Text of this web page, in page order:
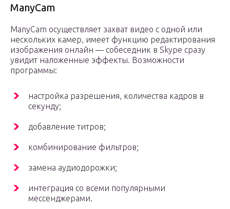
ManyCam
ManyCam осуществляет захват видео с одной или
нескольких камер, имеет функцию редактирования
изображения онлайн — собеседник в Skype сразу
увидит наложенные эффекты. Возможности
программы:
настройка разрешения, количества кадров в
секунду;
добавление титров;
комбинирование фильтров;
замена аудиодорожки;
интеграция со всеми популярными
мессенджерами.